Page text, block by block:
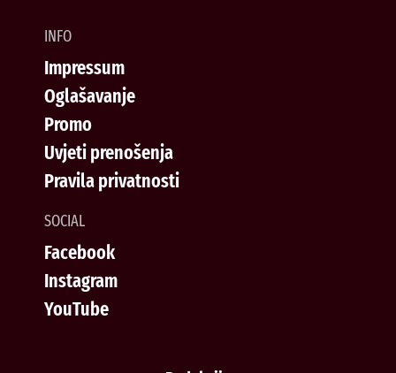
INFO
Impressum
Oglašavanje
Promo
Uvjeti prenošenja
Pravila privatnosti
SOCIAL
Facebook
Instagram
YouTube